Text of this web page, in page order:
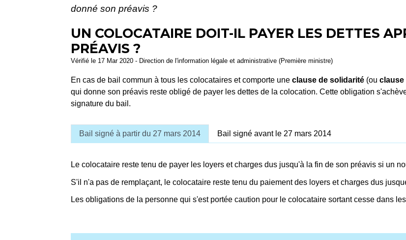
donné son préavis ?
UN COLOCATAIRE DOIT-IL PAYER LES DETTES
PRÉAVIS ?
Vérifié le 17 Mar 2020 - Direction de l'information légale et administrative (Première ministre)
En cas de bail commun à tous les colocataires et comporte uneclause de solidarité (ou
qui donne son préavis reste obligé de payer les dettes de la colocation. Cette obligation
signature du bail.
Bail signé à partir du 27 mars 2014 Bail signé avant le 27 mars 2014
Le colocataire reste tenu de payer les loyers et charges dus jusqu'à la fin de son préavis si un
S'il n'a pas de remplaçant, le colocataire reste tenu du paiement des loyers et charges dus
Les obligations de la personne qui s'est portée caution pour le colocataire sortant cesse dans